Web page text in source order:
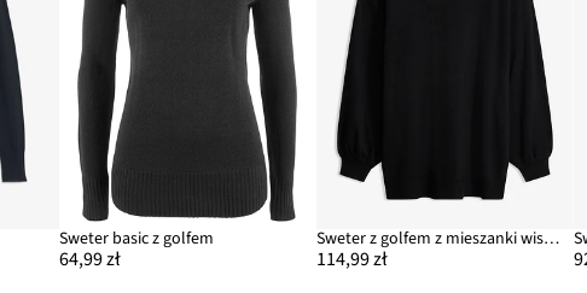
Sweter basic z golfem
64,99 zł
Sweter z golfem z mieszanki wiskozy
114,99 zł